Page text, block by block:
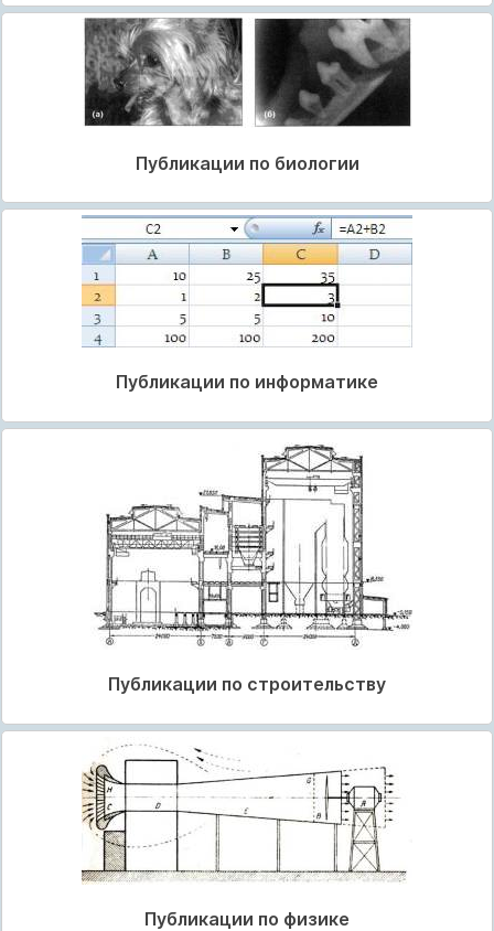
Публикации по биологии
Публикации по информатике
Публикации по строительству
Публикации по физике